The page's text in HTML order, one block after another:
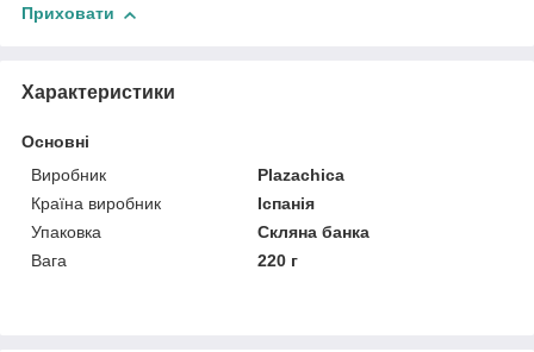
Приховати
Характеристики
Основні
Виробник
Plazachica
Країна виробник
Іспанія
Упаковка
Скляна банка
Вага
220 г